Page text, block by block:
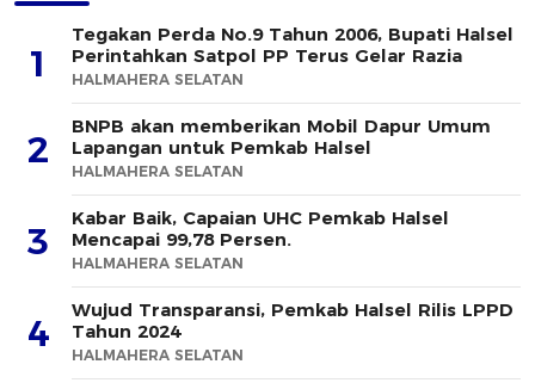
1
Tegakan Perda No.9 Tahun 2006, Bupati Halsel
Perintahkan Satpol PP Terus Gelar Razia
HALMAHERA SELATAN
2
BNPB akan memberikan Mobil Dapur Umum
Lapangan untuk Pemkab Halsel
HALMAHERA SELATAN
3
Kabar Baik, Capaian UHC Pemkab Halsel
Mencapai 99,78 Persen.
HALMAHERA SELATAN
4
Wujud Transparansi, Pemkab Halsel Rilis LPPD
Tahun 2024
HALMAHERA SELATAN